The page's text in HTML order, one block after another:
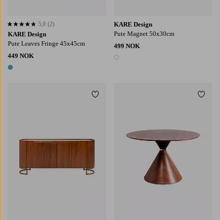
KARE Design
Pute Leaves Fringe 45x45cm
449 NOK
1 farge
5,0 basert på 2 karaktergivninger
5,0 (2)
KARE Design
Pute Magnet 50x30cm
499 NOK
1 farge
Legg til favoritter